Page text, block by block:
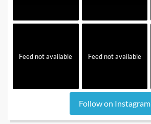
Feed not available Feed not available
Follow on Instagram